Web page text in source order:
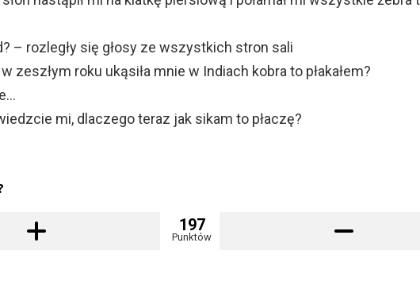
– rozległy się głosy ze wszystkich stron sali
zeszłym roku ukąsiła mnie w Indiach kobra to płakałem?
mi, dlaczego teraz jak sikam to płaczę?
197
Punktów